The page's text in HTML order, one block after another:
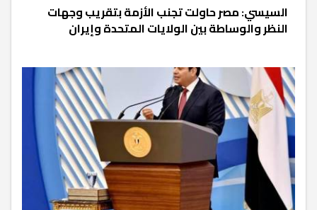
السيسي: مصر حاولت تجنب الأزمة بتقريب وجهات
النظر والوساطة بين الولايات المتحدة وإيران